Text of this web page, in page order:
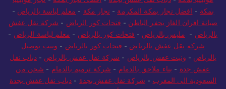
بمكة - افضل نجار بمكة المكرمة - نجار مكة - معلم لياسة بالرياض -
صيانة افران الغاز بحفر الباطن - فتحات كور الرياض - شركة نقل عفش
بالرياض - مليس بالرياض - فتحات كور بالرياض - معلم لياسة الرياض -
شركة نقل عفش بالرياض - فتحات كور بالرياض - ونيت توصيل
بالرياض - ونيت عفش بالرياض - شركة نقل عفش بالرياض -دباب نقل
عفش جدة - بناء ملاحق بالدمام - شركة ترميم بالدمام - شحن من
السعودية الى المغرب - شركة نقل عفش بجدة - دباب نقل عفش بجدة